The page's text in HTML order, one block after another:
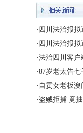
·四川法治报
·四川法治报
·法治四川客
·87岁老太告
·自贡女老板
·盗贼拒捕 竟